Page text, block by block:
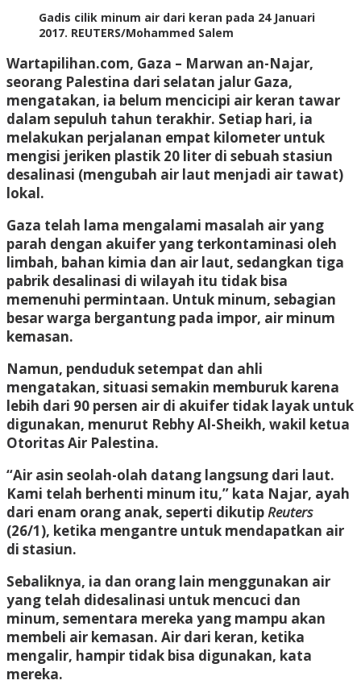
Gadis cilik minum air dari keran pada 24 Januari
2017. REUTERS/Mohammed Salem
Wartapilihan.com, Gaza – Marwan an-Najar,
seorang Palestina dari selatan jalur Gaza,
mengatakan, ia belum mencicipi air keran tawar
dalam sepuluh tahun terakhir. Setiap hari, ia
melakukan perjalanan empat kilometer untuk
mengisi jeriken plastik 20 liter di sebuah stasiun
desalinasi (mengubah air laut menjadi air tawat)
lokal.
Gaza telah lama mengalami masalah air yang
parah dengan akuifer yang terkontaminasi oleh
limbah, bahan kimia dan air laut, sedangkan tiga
pabrik desalinasi di wilayah itu tidak bisa
memenuhi permintaan. Untuk minum, sebagian
besar warga bergantung pada impor, air minum
kemasan.
Namun, penduduk setempat dan ahli
mengatakan, situasi semakin memburuk karena
lebih dari 90 persen air di akuifer tidak layak untuk
digunakan, menurut Rebhy Al-Sheikh, wakil ketua
Otoritas Air Palestina.
“Air asin seolah-olah datang langsung dari laut.
Kami telah berhenti minum itu,” kata Najar, ayah
dari enam orang anak, seperti dikutipReuters
(26/1), ketika mengantre untuk mendapatkan air
di stasiun.
Sebaliknya, ia dan orang lain menggunakan air
yang telah didesalinasi untuk mencuci dan
minum, sementara mereka yang mampu akan
membeli air kemasan. Air dari keran, ketika
mengalir, hampir tidak bisa digunakan, kata
mereka.